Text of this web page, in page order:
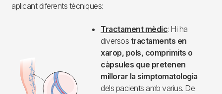
aplicant diferents tècniques:
Tractament mèdic: Hi ha
diversos tractaments en
xarop, pols, comprimits o
càpsules que pretenen
millorar la simptomatologia
dels pacients amb varius. De